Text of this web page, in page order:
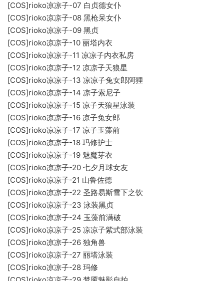
[COS]rioko凉凉子-07 白贞德女仆
[COS]rioko凉凉子-08 黑枪呆女仆
[COS]rioko凉凉子-09 黑贞
[COS]rioko凉凉子-10 丽塔内衣
[COS]rioko凉凉子-11 凉凉子内衣私房
[COS]rioko凉凉子-12 凉凉子天狼星
[COS]rioko凉凉子-13 凉凉子兔女郎阿狸
[COS]rioko凉凉子-14 凉子索尼子
[COS]rioko凉凉子-15 凉子天狼星泳装
[COS]rioko凉凉子-16 凉子兔女郎
[COS]rioko凉凉子-17 凉子玉藻前
[COS]rioko凉凉子-18 玛修护士
[COS]rioko凉凉子-19 魅魔芽衣
[COS]rioko凉凉子-20 七夕月球女友
[COS]rioko凉凉子-21 山鲁佐德
[COS]rioko凉凉子-22 圣路易斯雪下之饮
[COS]rioko凉凉子-23 泳装黑贞
[COS]rioko凉凉子-24 玉藻前满破
[COS]rioko凉凉子-25 凉凉子紫式部泳装
[COS]rioko凉凉子-26 独角兽
[COS]rioko凉凉子-27 丽塔泳装
[COS]rioko凉凉子-28 玛修